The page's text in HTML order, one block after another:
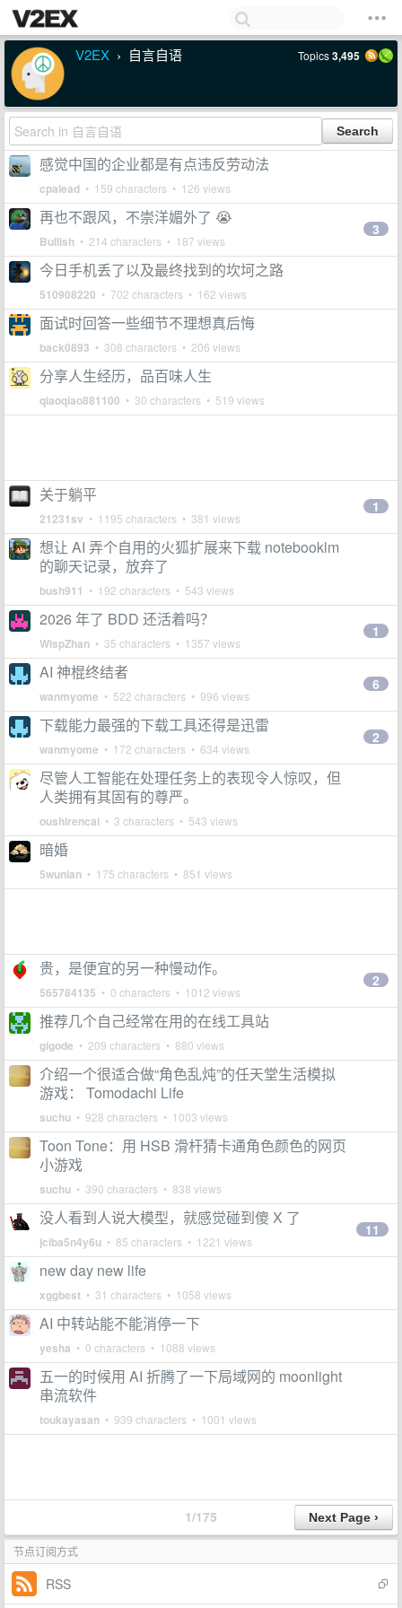
V2EX › 自言自语 Topics3,495
感觉中国的企业都是有点违反劳动法
cpalead • 159 characters • 126 views
再也不跟风，不崇洋媚外了 😭
Bullish • 214 characters • 187 views
3
今日手机丢了以及最终找到的坎坷之路
510908220 • 702 characters • 162 views
面试时回答一些细节不理想真后悔
back0893 • 308 characters • 206 views
分享人生经历，品百味人生
qiaoqiao881100 • 30 characters • 519 views
关于躺平
21231sv • 1195 characters • 381 views
1
想让 AI 弄个自用的火狐扩展来下载 notebooklm
的聊天记录，放弃了
bush911 • 192 characters • 543 views
2026 年了 BDD 还活着吗？
WispZhan • 35 characters • 1357 views
1
AI 神棍终结者
wanmyome • 522 characters • 996 views
6
下载能力最强的下载工具还得是迅雷
wanmyome • 172 characters • 634 views
2
尽管人工智能在处理任务上的表现令人惊叹，但
人类拥有其固有的尊严。
oushirencai • 3 characters • 543 views
暗婚
5wunian • 175 characters • 851 views
贵，是便宜的另一种慢动作。
565784135 • 0 characters • 1012 views
2
推荐几个自己经常在用的在线工具站
gigode • 209 characters • 880 views
介绍一个很适合做“角色乱炖”的任天堂生活模拟
游戏： Tomodachi Life
suchu • 928 characters • 1003 views
Toon Tone：用 HSB 滑杆猜卡通角色颜色的网页
小游戏
suchu • 390 characters • 838 views
没人看到人说大模型，就感觉碰到傻 X 了
jciba5n4y6u • 85 characters • 1221 views
11
new day new life
xggbest • 31 characters • 1058 views
AI 中转站能不能消停一下
yesha • 0 characters • 1088 views
五一的时候用 AI 折腾了一下局域网的 moonlight
串流软件
toukayasan • 939 characters • 1001 views
1/175
节点订阅方式
RSS